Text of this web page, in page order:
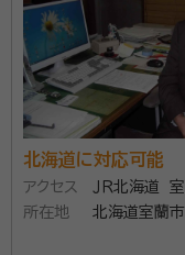
北海道に対応可能
アクセス
ＪＲ北海道
所在地
北海道室蘭